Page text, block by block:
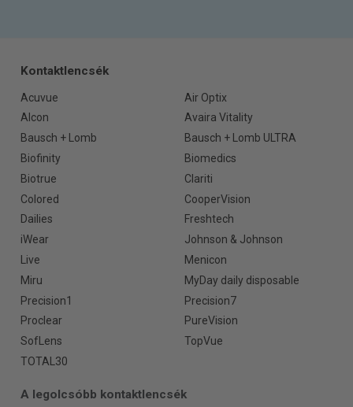
Kontaktlencsék
Acuvue
Air Optix
Alcon
Avaira Vitality
Bausch + Lomb
Bausch + Lomb ULTRA
Biofinity
Biomedics
Biotrue
Clariti
Colored
CooperVision
Dailies
Freshtech
iWear
Johnson & Johnson
Live
Menicon
Miru
MyDay daily disposable
Precision1
Precision7
Proclear
PureVision
SofLens
TopVue
TOTAL30
A legolcsóbb kontaktlencsék